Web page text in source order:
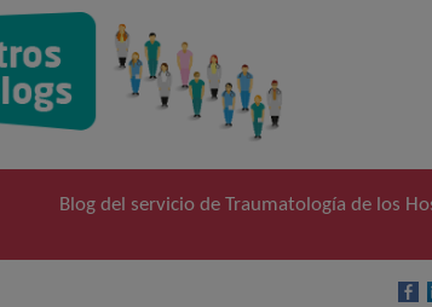
Blog del servicio de Traumatología de los